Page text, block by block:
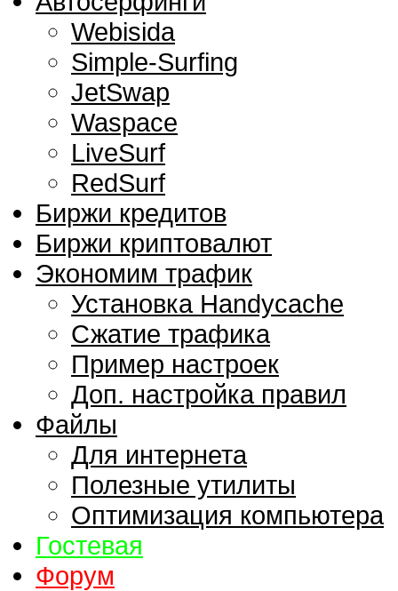
Webisida
Simple-Surfing
JetSwap
Waspace
LiveSurf
RedSurf
Биржи кредитов
Биржи криптовалют
Экономим трафик
Установка Handycache
Сжатие трафика
Пример настроек
Доп. настройка правил
Файлы
Для интернета
Полезные утилиты
Оптимизация компьютера
Гостевая
Форум